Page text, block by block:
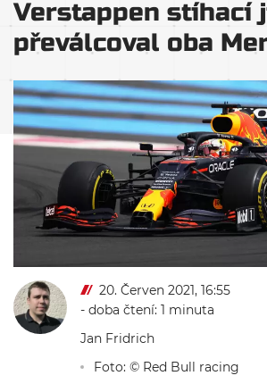
Verstappen stíhací
převálcoval oba
20. Červen 2021, 16:55
- doba čtení: 1 minuta
Jan Fridrich
Foto: © Red Bull racing